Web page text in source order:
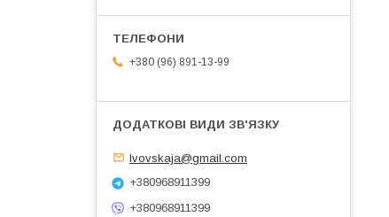
+380 (96) 891-13-99
lvovskaja@gmail.com
+380968911399
+380968911399